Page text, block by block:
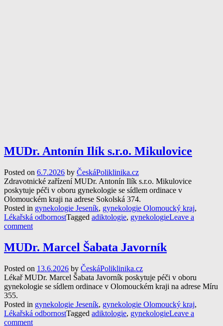
MUDr. Antonín Ilík s.r.o. Mikulovice
Posted on 6.7.2026 by ČeskáPoliklinika.cz
Zdravotnické zařízení MUDr. Antonín Ilík s.r.o. Mikulovice
poskytuje péči v oboru gynekologie se sídlem ordinace v
Olomouckém kraji na adrese Sokolská 374.
Posted in gynekologie Jeseník, gynekologie Olomoucký kraj,
Lékařská odbornostTagged adiktologie, gynekologieLeave a
comment
MUDr. Marcel Šabata Javorník
Posted on 13.6.2026 by ČeskáPoliklinika.cz
Lékař MUDr. Marcel Šabata Javorník poskytuje péči v oboru
gynekologie se sídlem ordinace v Olomouckém kraji na adrese Míru
355.
Posted in gynekologie Jeseník, gynekologie Olomoucký kraj,
Lékařská odbornostTagged adiktologie, gynekologieLeave a
comment